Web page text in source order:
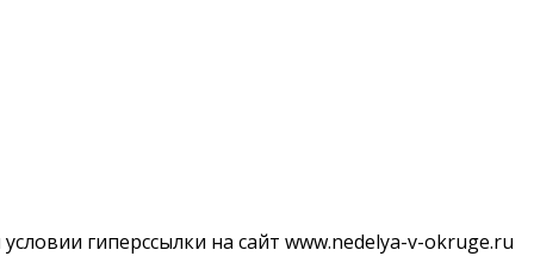
гиперссылки на сайт www.nedelya-v-okruge.ru